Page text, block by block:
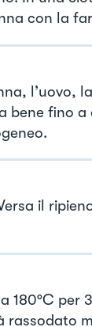
con la
l’uovo,
bene fino
il
180°C per
rassodato